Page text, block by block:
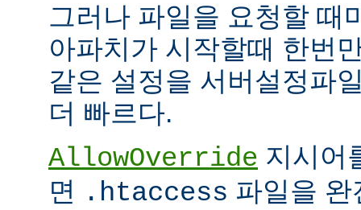
그러나 파일을 요청할 때
아파치가 시작할때 한번
같은 설정을 서버설정파
더 빠르다.
AllowOverride 지시어
면 .htaccess 파일을